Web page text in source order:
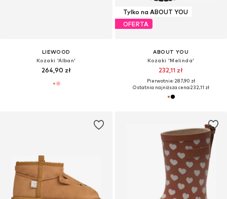
LIEWOOD
Kozaki 'Alban'
264,90 zł
Tylko na ABOUT YOU
OFERTA
ABOUT YOU
Kozaki 'Melinda'
232,11 zł
Pierwotnie: 287,90 zł
Ostatnia najniższa cena:232,11 zł